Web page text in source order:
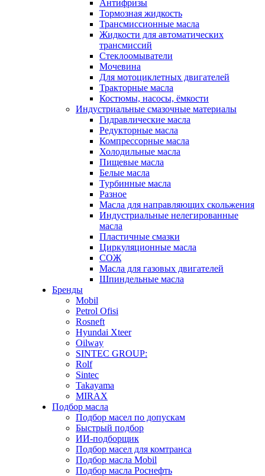
Антифризы
Тормозная жидкость
Трансмиссионные масла
Жидкости для автоматических
трансмиссий
Стеклоомыватели
Мочевина
Для мотоциклетных двигателей
Тракторные масла
Костюмы, насосы, ёмкости
Индустриальные смазочные материалы
Гидравлические масла
Редукторные масла
Компрессорные масла
Холодильные масла
Пищевые масла
Белые масла
Турбинные масла
Разное
Масла для направляющих скольжения
Индустриальные нелегированные
масла
Пластичные смазки
Циркуляционные масла
СОЖ
Масла для газовых двигателей
Шпиндельные масла
Бренды
Mobil
Petrol Ofisi
Rosneft
Hyundai Xteer
Oilway
SINTEC GROUP:
Rolf
Sintec
Takayama
MIRAX
Подбор масла
Подбор масел по допускам
Быстрый подбор
ИИ-подборщик
Подбор масел для комтранса
Подбор масла Mobil
Подбор масла Роснефть